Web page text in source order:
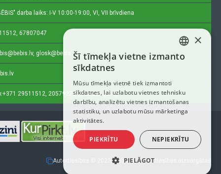
darba laiks: I-V 10:00-19:00, VI, VII brīvdiena
67807047
glosk@bebis.lv
+371 29511512, 20579272 (tikai ziņojumi)
Autortiesības © 2023, Bebis.lv, Visas tiesības aizsargātas
LATVIAN
ENGLISH
×
Šī tīmekļa vietne izmanto
sīkdatnes
Mūsu tīmekļa vietnē tiek izmantoti
sīkdatnes, lai uzlabotu vietnes tehnisku
darbību, analizētu vietnes izmantošanas
statistiku, un uzlabotu mūsu mārketinga
aktivitātes.
PIEKRĪTU NEPIEKRĪTU
PIELĀGOT